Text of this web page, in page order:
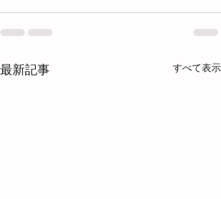
最新記事 すべて表示